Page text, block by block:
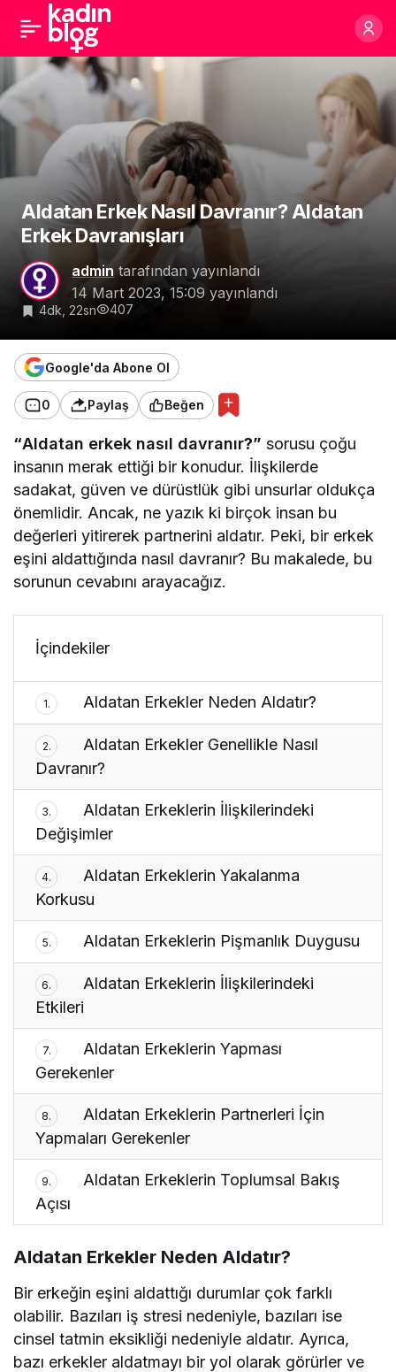
Aldatan Erkek Nasıl Davranır? Aldatan
Erkek Davranışları
admin tarafından yayınlandı
14 Mart 2023, 15:09 yayınlandı
4dk, 22sn 407
Google'da Abone Ol
0 Paylaş Beğen
“Aldatan erkek nasıl davranır?” sorusu çoğu
insanın merak ettiği bir konudur. İlişkilerde
sadakat, güven ve dürüstlük gibi unsurlar oldukça
önemlidir. Ancak, ne yazık ki birçok insan bu
değerleri yitirerek partnerini aldatır. Peki, bir erkek
eşini aldattığında nasıl davranır? Bu makalede, bu
sorunun cevabını arayacağız.
İçindekiler
1. Aldatan Erkekler Neden Aldatır?
2.
Aldatan Erkekler Genellikle Nasıl
Davranır?
3.
Aldatan Erkeklerin İlişkilerindeki
Değişimler
4.
Aldatan Erkeklerin Yakalanma
Korkusu
5. Aldatan Erkeklerin Pişmanlık Duygusu
6.
Aldatan Erkeklerin İlişkilerindeki
Etkileri
7.
Aldatan Erkeklerin Yapması
Gerekenler
8.
Aldatan Erkeklerin Partnerleri İçin
Yapmaları Gerekenler
9.
Aldatan Erkeklerin Toplumsal Bakış
Açısı
Aldatan Erkekler Neden Aldatır?
Bir erkeğin eşini aldattığı durumlar çok farklı
olabilir. Bazıları iş stresi nedeniyle, bazıları ise
cinsel tatmin eksikliği nedeniyle aldatır. Ayrıca,
bazı erkekler aldatmayı bir yol olarak görürler ve